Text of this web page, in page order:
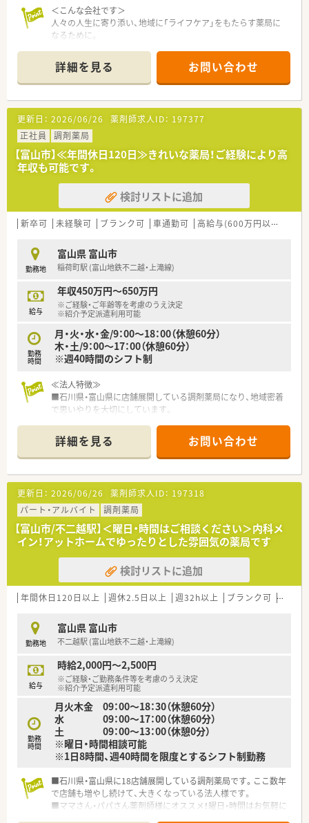
＜こんな会社です＞
人々の人生に寄り添い、地域に「ライフケア」をもたらす薬局に
なるために。
りひとりの人生に寄り添い、質の高い医療サービスを届ける薬剤
師を求め育てています。
＜特徴・ポイントのご紹介＞
★薬剤師を守る独自システム
業務をサポートするために様々なシステムを独自開発していま
す。
その一つが約20年前から導入され、進化を続けている調剤シス
テム「SPITS」。
処方箋受付から一連の調剤業務を連動させ、業務効率化を図るほ
か、
調剤過誤防止機能を高め、患者様と働くスタッフを守っていま
す。
システム改修が必要な制度変更があった場合も、迅速に対応でき
★刷新された新規採用者研修
中途入社ならではの悩みを解消し、さくら薬局グループのビジョ
ンや社内規定などをご案内。
同期入社の方との繋がりを踏まえ、『さくら薬局の薬剤師』とし
て、安心してキャリアをスタートいただくための研修です。
店舗OJT・フォローアップや通常の社内研修と絡めて中途入社専
門の体系的な研修をご用意。
安心して飛び込める体制が整備されています。
全店舗で地域連携薬局を目指している地域に根差した調剤薬局
です。
がん診療連携拠点病院等との密な連携を行いつつ、より高度な薬
高い専門性が求められる特殊な調剤に対応できる専門医療機関
連携薬局も取得しています。
本社から業界動向などの情報が常に発信されており、患者様や医
ている理由の1つです。
★安心して働ける環境と福利厚生制度
年間休日が「126日相当時間」と業界トップクラスのさくら薬局
では産休・育休の希望取得率も100％！長く働き続けるための環
境づくりを考え、ライフステージに応じた福利厚生をご用意して
います。
また、患者さまへの想いをカタチにする「リトルチャレンジ制
度」では「現場主義」を念頭に、
地域・店舗ごとに異なる患者さまのニーズやスタッフの思いを実
入社後もひとりひとりの薬剤師像に近しい多彩なキャリアステ
ップをご用意しております。
こうした働きやすい環境づくりに力を入れている『さくら薬局グ
ループ』でご活躍されてみませんか？
詳細を見る お問い合わせ
更新日： 2026/06/26 薬剤師求人ID： 197377
正社員
調剤薬局
【富山市】≪年間休日120日≫きれいな薬局！ご経験により高
年収も可能です。
検討リストに追加
新卒可 未経験可 ブランク可 車通勤可 高給与(600万円以上)
勤務地
富山県 富山市
稲荷町駅 (富山地鉄不二越・上滝線)
給与
年収450万円～650万円
※ご経験・ご年齢等を考慮のうえ決定
※紹介予定派遣利用可能
勤務
時間
月・火・水・金/9：00～18：00（休憩60分）
木・土/9：00～17：00（休憩60分）
※週40時間のシフト制
≪法人特徴≫
■石川県・富山県に店舗展開している調剤薬局になり、地域密着
で思いやりを大切にしています。
■会社全体で在宅業務に非常に力を入れております。単純に施
設様にお薬を届けるだけでなく、個人宅への在宅も多く担当され
てます。
≪店舗特徴≫
■睡眠外来に対応されているクリニックの門前薬局です。
■投薬カウンターもプライバシーが確保されています。
詳細を見る お問い合わせ
更新日： 2026/06/26 薬剤師求人ID： 197318
パート・アルバイト
調剤薬局
【富山市/不二越駅】＜曜日・時間はご相談ください＞内科メ
イン！アットホームでゆったりとした雰囲気の薬局です
検討リストに追加
年間休日120日以上 週休2.5日以上 週32h以上 ブランク可 Ｗワ
勤務地
富山県 富山市
不二越駅 (富山地鉄不二越・上滝線)
給与
時給2,000円～2,500円
※ご経験・ご勤務条件等を考慮のうえ決定
※紹介予定派遣利用可能
勤務
時間
月火木金 09：00～18：30（休憩60分）
水 09：00～17：00（休憩60分）
土 09：00～13：00（休憩0分）
※曜日・時間相談可能
※1日8時間、週40時間を限度とするシフト制勤務
■石川県・富山県に18店舗展開している調剤薬局です。ここ数年
で店舗も増やし続けて、大きくなっている法人様です。
■ママさん・パパさん薬剤師様にオススメ！曜日・時間はお気軽に